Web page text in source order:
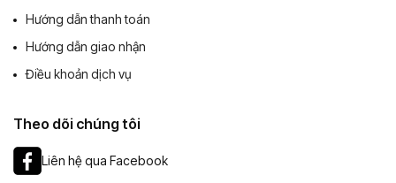
Hướng dẫn thanh toán
Hướng dẫn giao nhận
Điều khoản dịch vụ
Theo dõi chúng tôi
Liên hệ qua Facebook